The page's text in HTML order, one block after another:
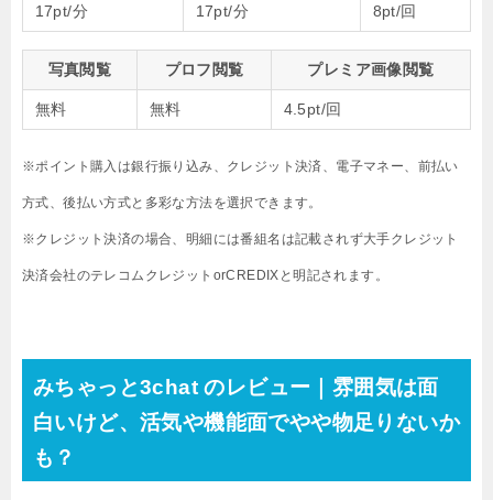
17pt/分 17pt/分 8pt/回
写真閲覧 プロフ閲覧 プレミア画像閲覧
無料 無料 4.5pt/回
※ポイント購入は銀行振り込み、クレジット決済、電子マネー、前払い
方式、後払い方式と多彩な方法を選択できます。
※クレジット決済の場合、明細には番組名は記載されず大手クレジット
決済会社のテレコムクレジットorCREDIXと明記されます。
みちゃっと3chat のレビュー｜雰囲気は面
白いけど、活気や機能面でやや物足りないか
も？